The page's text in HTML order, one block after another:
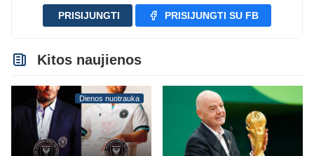
PRISIJUNGTI PRISIJUNGTI SU FB
Kitos naujienos
Dienos nuotrauka